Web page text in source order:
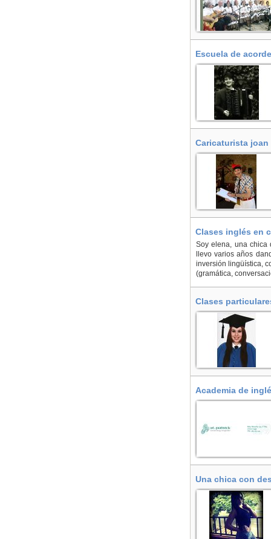
Escuela de
Caricaturista joan
Clases inglés en
Soy elena, una chica
llevo varios años
inversión lingüística,
(gramática,
Clases
Academia de
Una chica con